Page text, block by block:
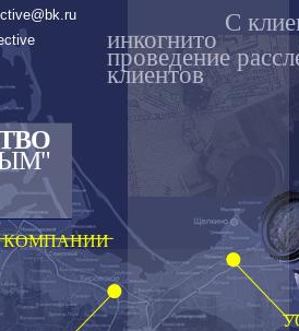
C
инкогнито
проведение
клиентов
КОМПАНИИ